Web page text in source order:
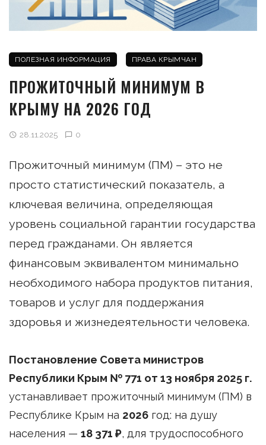
ПОЛЕЗНАЯ ИНФОРМАЦИЯ ПРАВА КРЫМЧАН
ПРОЖИТОЧНЫЙ МИНИМУМ В
КРЫМУ НА 2026 ГОД
28.11.2025 0
Прожиточный минимум (ПМ) – это не
просто статистический показатель, а
ключевая величина, определяющая
уровень социальной гарантии государства
перед гражданами. Он является
финансовым эквивалентом минимально
необходимого набора продуктов питания,
товаров и услуг для поддержания
здоровья и жизнедеятельности человека.
Постановление Совета министров
Республики Крым № 771 от 13 ноября 2025 г.
устанавливает прожиточный минимум (ПМ) в
Республике Крым на 2026 год: на душу
населения — 18 371 ₽, для трудоспособного